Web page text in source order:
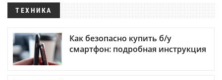
ТЕХНИКА
Как безопасно купить б/у
смартфон: подробная инструкция